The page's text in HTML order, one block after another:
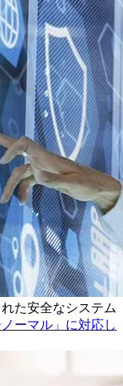
た安全なシステム
ーマル」に対応し